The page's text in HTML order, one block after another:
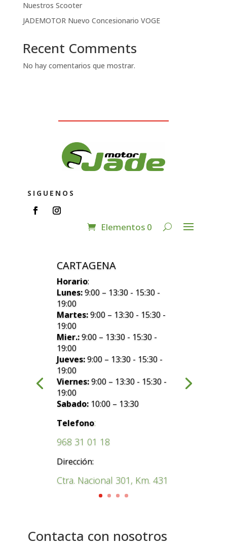
Nuestros Scooter
JADEMOTOR Nuevo Concesionario VOGE
Recent Comments
No hay comentarios que mostrar.
SIGUENOS
Elementos 0
CARTAGENA
Horario:
Lunes:9:00 – 13:30 - 15:30 -
19:00
Martes:9:00 – 13:30 - 15:30 -
19:00
Mier.:9:00 – 13:30 - 15:30 -
19:00
Jueves:9:00 – 13:30 - 15:30 -
19:00
Viernes:9:00 – 13:30 - 15:30 -
19:00
Sabado: 10:00 – 13:30
Telefono:
968 31 01 18
Dirección:
Ctra. Nacional 301, Km. 431
Contacta con nosotros